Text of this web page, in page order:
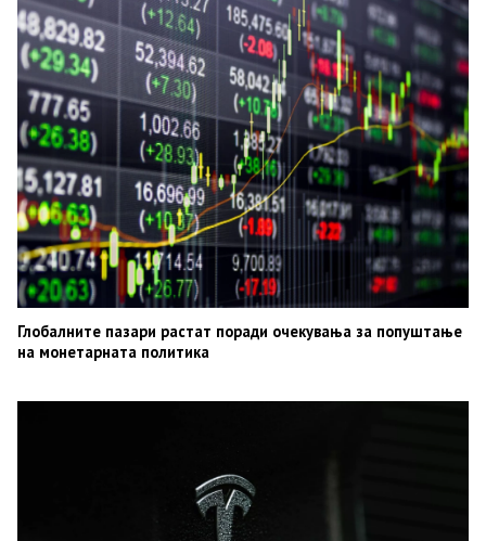
Глобалните пазари растат поради очекувања за попуштање
на монетарната политика